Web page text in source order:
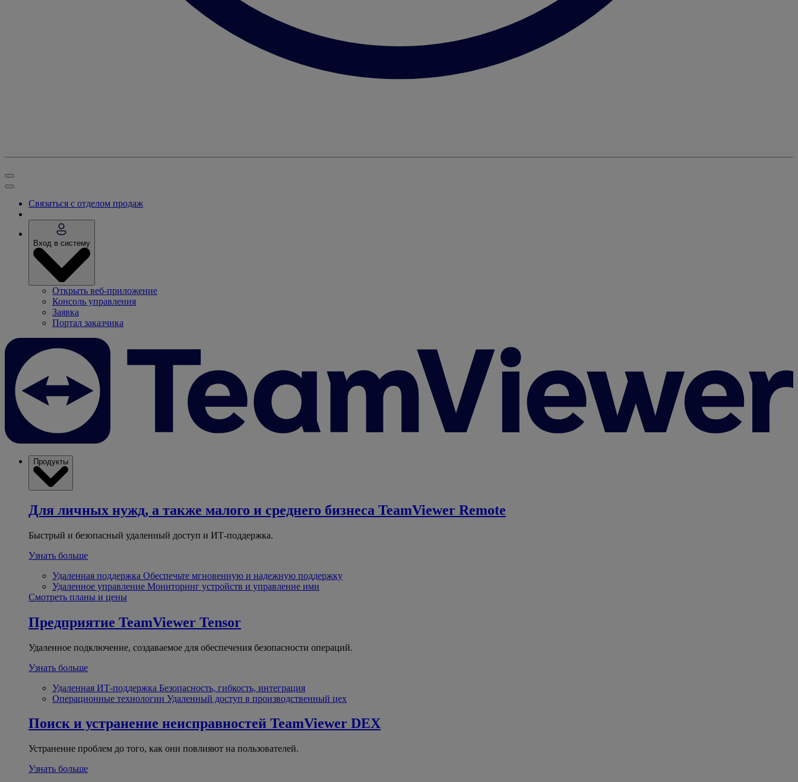
Связаться с отделом продаж
Вход в систему
Открыть веб-приложение
Консоль управления
Заявка
Портал заказчика
Продукты
Для личных нужд, а также малого и среднего бизнеса TeamViewer Remote
Быстрый и безопасный удаленный доступ и ИТ-поддержка.
Узнать больше
Удаленная поддержка Обеспечьте мгновенную и надежную поддержку
Удаленное управление Мониторинг устройств и управление ими
Смотреть планы и цены
Предприятие TeamViewer Tensor
Удаленное подключение, создаваемое для обеспечения безопасности операций.
Узнать больше
Удаленная ИТ-поддержка Безопасность, гибкость, интеграция
Операционные технологии Удаленный доступ в производственный цех
Поиск и устранение неисправностей TeamViewer DEX
Устранение проблем до того, как они повлияют на пользователей.
Узнать больше